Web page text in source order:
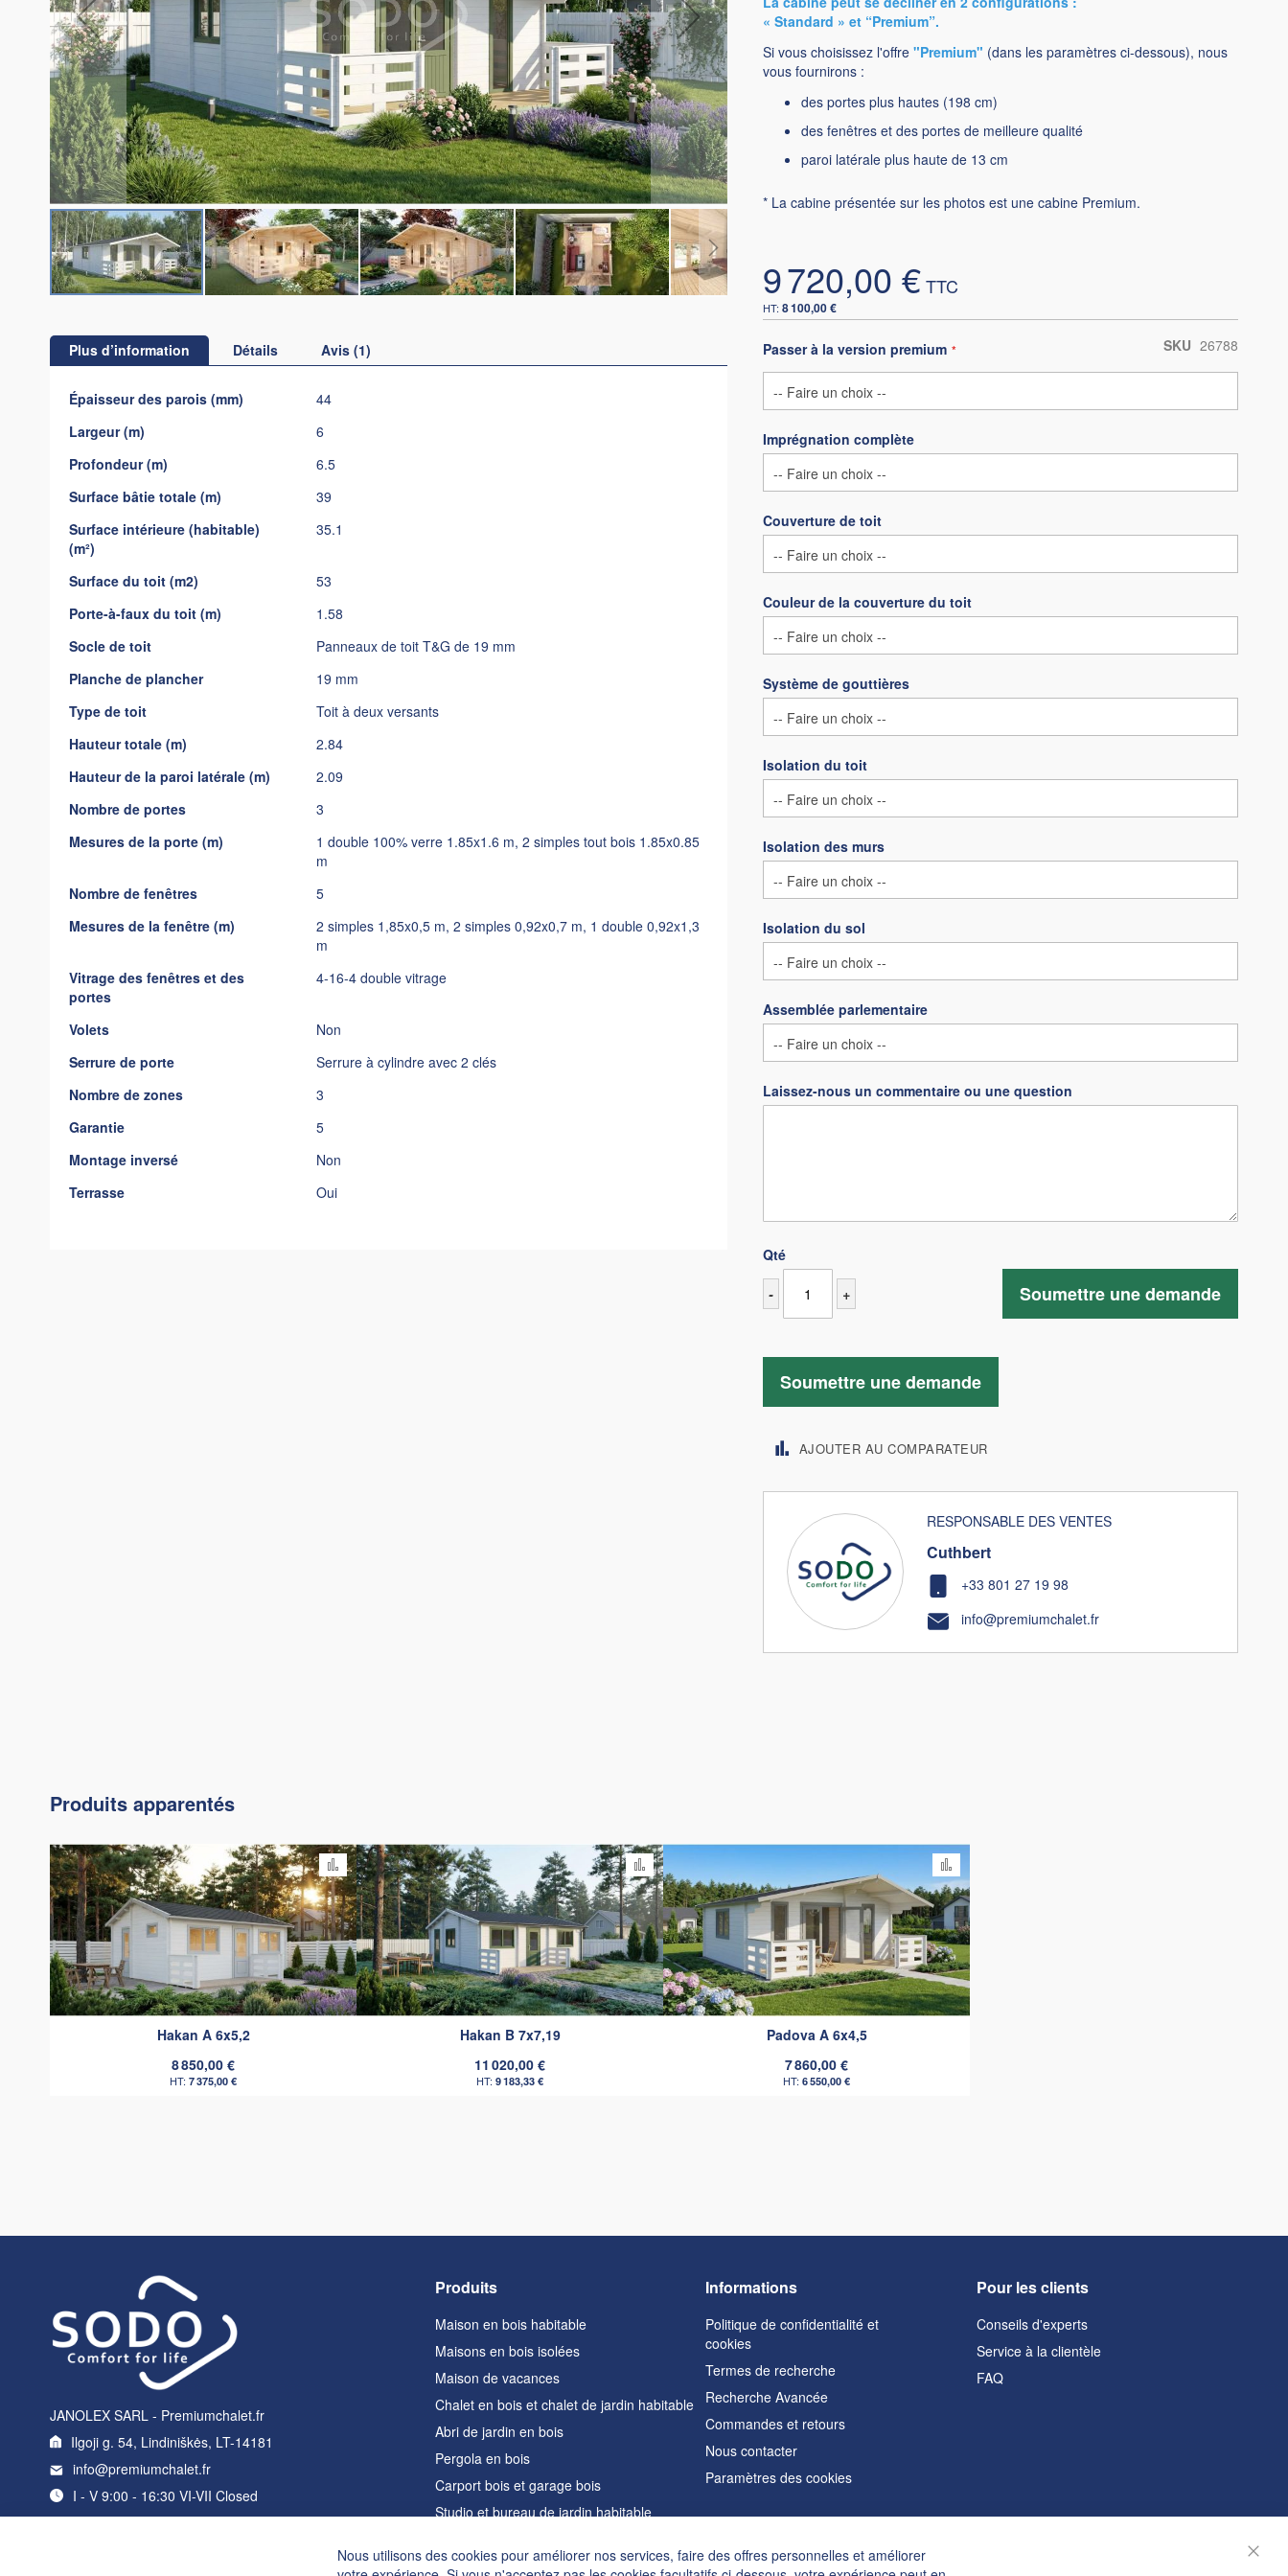
« Standard » et “Premium”.
Si vous choisissez l'offre "Premium" (dans les paramètres ci-dessous), nous
vous fournirons :
des portes plus hautes (198 cm)
des fenêtres et des portes de meilleure qualité
paroi latérale plus haute de 13 cm
* La cabine présentée sur les photos est une cabine Premium.
9 720,00 €
8 100,00 €
SKU 26788
Passer à la version premium
Imprégnation complète
Couverture de toit
Couleur de la couverture du toit
Système de gouttières
Isolation du toit
Isolation des murs
Isolation du sol
Assemblée parlementaire
Laissez-nous un commentaire ou une question
Qté
- + Soumettre une demande
Soumettre une demande
AJOUTER AU COMPARATEUR
RESPONSABLE DES VENTES
Cuthbert
+33 801 27 19 98
info@premiumchalet.fr
the
beginning
gallery
Plus d’information
Plus
d’information
Épaisseur des parois (mm)
44
Largeur (m)
6
Profondeur (m)
6.5
Surface bâtie totale (m)
39
Surface intérieure (habitable)
(m²)
35.1
Surface du toit (m2)
53
Porte-à-faux du toit (m)
1.58
Socle de toit
Panneaux de toit T&G de 19 mm
Planche de plancher
19 mm
Type de toit
Toit à deux versants
Hauteur totale (m)
2.84
Hauteur de la paroi latérale (m)
2.09
Nombre de portes
3
Mesures de la porte (m)
1 double 100% verre 1.85x1.6 m, 2 simples tout bois 1.85x0.85
m
Nombre de fenêtres
5
Mesures de la fenêtre (m)
2 simples 1,85x0,5 m, 2 simples 0,92x0,7 m, 1 double 0,92x1,3
m
Vitrage des fenêtres et des
portes
4-16-4 double vitrage
Volets
Non
Serrure de porte
Serrure à cylindre avec 2 clés
Nombre de zones
3
Garantie
5
Montage inversé
Non
Terrasse
Oui
Détails Avis 1
Produits apparentés
Hakan A 6x5,2
8 850,00 €
7 375,00 €
Ajouter au comparateur
Hakan B 7x7,19
11 020,00 €
9 183,33 €
Ajouter au comparateur
Padova A 6x4,5
7 860,00 €
6 550,00 €
JANOLEX SARL - Premiumchalet.fr
Ilgoji g. 54, Lindiniškės, LT-14181
info@premiumchalet.fr
I - V 9:00 - 16:30 VI-VII Closed
Pour les clients
Conseils d'experts
Service à la clientèle
FAQ
Informations
Politique de confidentialité et
cookies
Termes de recherche
Recherche Avancée
Commandes et retours
Nous contacter
Paramètres des cookies
Produits
Maison en bois habitable
Maisons en bois isolées
Maison de vacances
Chalet en bois et chalet de jardin habitable
Abri de jardin en bois
Pergola en bois
Carport bois et garage bois
Studio et bureau de jardin habitable
Maisons en forme de A
Nous utilisons des cookies pour améliorer nos services, faire des offres personnelles et améliorer